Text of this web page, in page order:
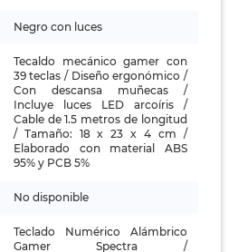
Negro con luces
Tecaldo mecánico gamer con
39 teclas / Diseño ergonómico /
Con descansa muñecas /
Incluye luces LED arcoíris /
Cable de 1.5 metros de longitud
/ Tamaño: 18 x 23 x 4 cm /
Elaborado con material ABS
95% y PCB 5%
No disponible
Teclado Numérico Alámbrico
Gamer Spectra /